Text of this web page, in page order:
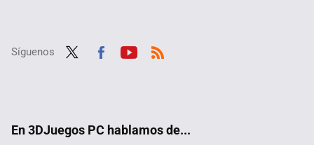
Síguenos
En 3DJuegos PC hablamos de...